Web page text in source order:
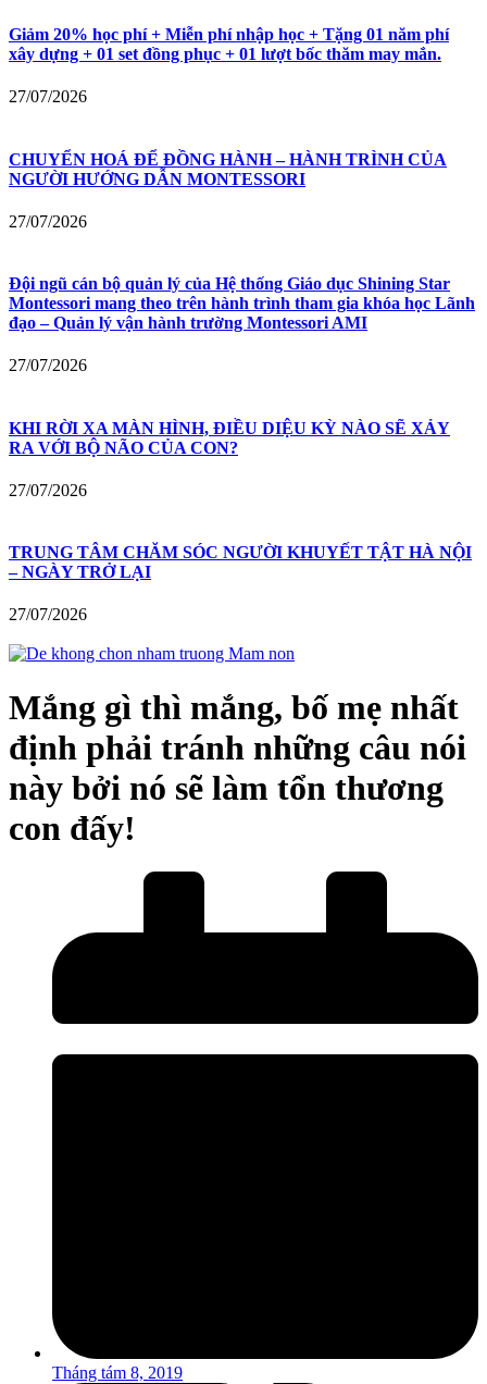
Giảm 20% học phí + Miễn phí nhập học + Tặng 01 năm phí
xây dựng + 01 set đồng phục + 01 lượt bốc thăm may mắn.
27/07/2026
CHUYỂN HOÁ ĐỂ ĐỒNG HÀNH – HÀNH TRÌNH CỦA
NGƯỜI HƯỚNG DẪN MONTESSORI
27/07/2026
Đội ngũ cán bộ quản lý của Hệ thống Giáo dục Shining Star
Montessori mang theo trên hành trình tham gia khóa học Lãnh
đạo – Quản lý vận hành trường Montessori AMI
27/07/2026
KHI RỜI XA MÀN HÌNH, ĐIỀU DIỆU KỲ NÀO SẼ XẢY
RA VỚI BỘ NÃO CỦA CON?
27/07/2026
TRUNG TÂM CHĂM SÓC NGƯỜI KHUYẾT TẬT HÀ NỘI
– NGÀY TRỞ LẠI
27/07/2026
Mắng gì thì mắng, bố mẹ nhất
định phải tránh những câu nói
này bởi nó sẽ làm tổn thương
con đấy!
Tháng tám 8, 2019